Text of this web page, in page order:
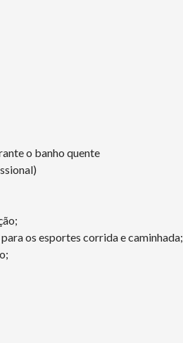
o banho quente
os esportes corrida e caminhada;